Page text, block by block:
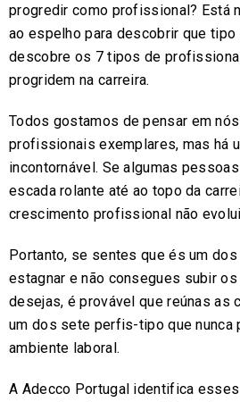
progredir como profissional? Está
ao espelho para descobrir que tipo
descobre os 7 tipos de
progridem na carreira.
Todos gostamos de pensar em
profissionais exemplares, mas há
incontornável. Se algumas
escada rolante até ao topo da
crescimento profissional não
Portanto, se sentes que és um
estagnar e não consegues subir
desejas, é provável que reúnas as
um dos sete perfis-tipo que nunca
ambiente laboral.
A Adecco Portugal identifica